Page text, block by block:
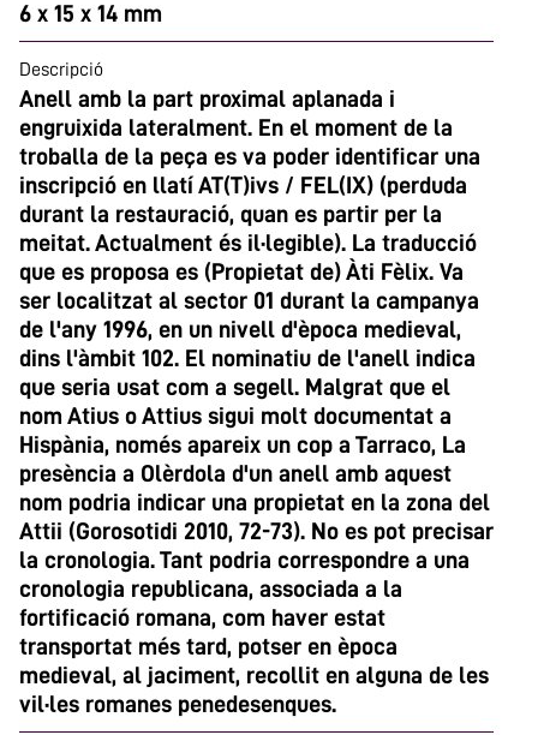
6 x 15 x 14 mm
Descripció
Anell amb la part proximal aplanada i
engruixida lateralment. En el moment de la
troballa de la peça es va poder identificar una
inscripció en llatí AT(T)ivs / FEL(IX) (perduda
durant la restauració, quan es partir per la
meitat. Actualment és il·legible). La traducció
que es proposa es (Propietat de) Àti Fèlix. Va
ser localitzat al sector 01 durant la campanya
de l'any 1996, en un nivell d'època medieval,
dins l'àmbit 102. El nominatiu de l'anell indica
que seria usat com a segell. Malgrat que el
nom Atius o Attius sigui molt documentat a
Hispània, només apareix un cop a Tarraco, La
presència a Olèrdola d'un anell amb aquest
nom podria indicar una propietat en la zona del
Attii (Gorosotidi 2010, 72-73). No es pot precisar
la cronologia. Tant podria correspondre a una
cronologia republicana, associada a la
fortificació romana, com haver estat
transportat més tard, potser en època
medieval, al jaciment, recollit en alguna de les
vil·les romanes penedesenques.